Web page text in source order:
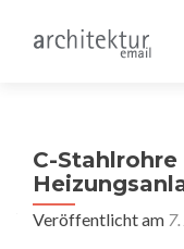
C-
Veröffentlicht am